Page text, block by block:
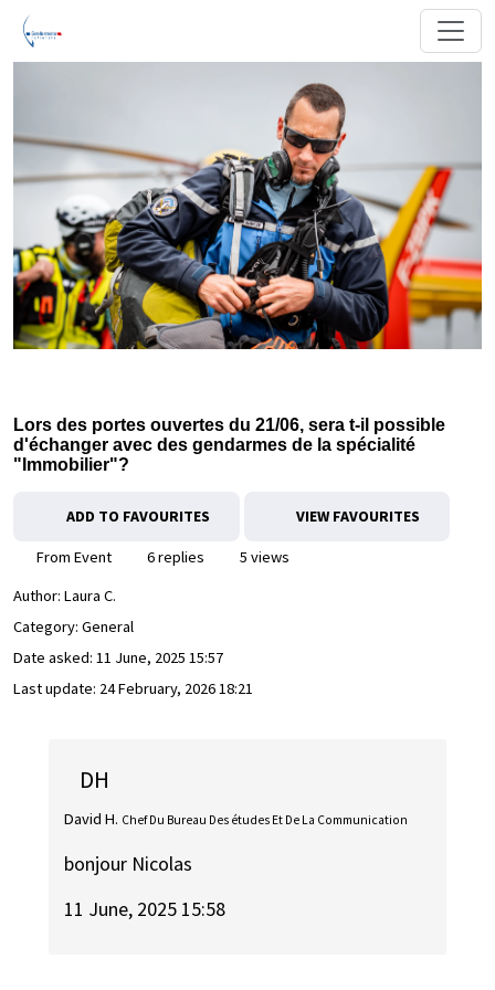
Lors des portes ouvertes du 21/06, sera t-il possible
d'échanger avec des gendarmes de la spécialité
"Immobilier"?
ADD TO FAVOURITES VIEW FAVOURITES
From Event 6 replies
5 views
Author: Laura C.
Category: General
Date asked: 11 June, 2025 15:57
Last update: 24 February, 2026 18:21
DH
David H. Chef Du Bureau Des études Et De La Communication
bonjour Nicolas
11 June, 2025 15:58